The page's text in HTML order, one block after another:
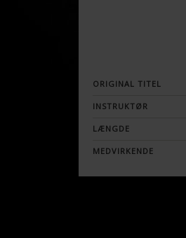
ORIGINAL TITEL
INSTRUKTØR
LÆNGDE
MEDVIRKENDE